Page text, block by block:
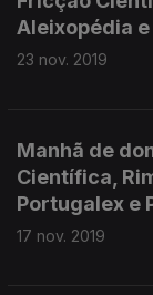
Aleixopédia
23 nov. 2019
Manhã de
Científica,
Portugalex e
17 nov. 2019